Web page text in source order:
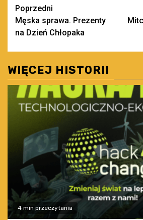
Zobacz
wpisy
Poprzedni
Męska sprawa. Prezenty
na Dzień Chłopaka
WIĘCEJ HISTORII
4 min przeczytania